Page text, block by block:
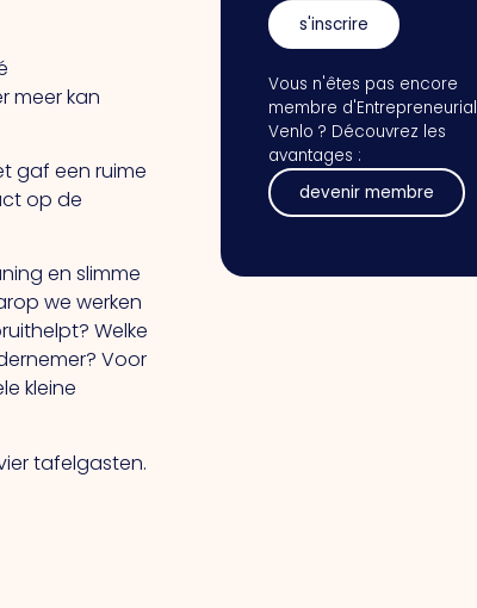
meer kan
gaf een ruime
op de
en slimme
we werken
Welke
Voor
kleine
tafelgasten.
s'inscrire
Vous n'êtes pas encore
membre d'Entrepreneurial
Venlo ? Découvrez les
avantages :
devenir membre